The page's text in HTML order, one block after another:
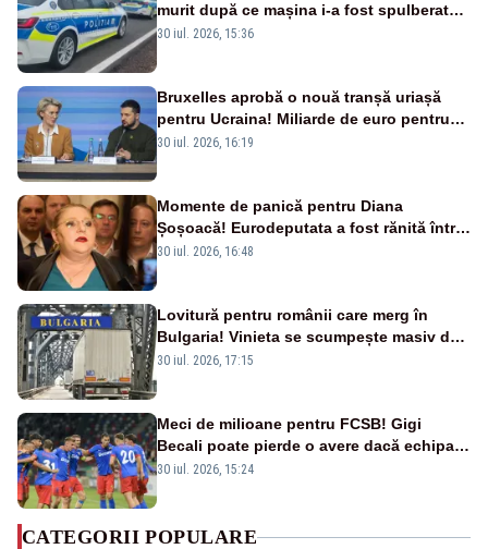
murit după ce mașina i-a fost spulberată
de tren
30 iul. 2026, 15:36
Bruxelles aprobă o nouă tranșă uriașă
pentru Ucraina! Miliarde de euro pentru
armament și apărare
30 iul. 2026, 16:19
Momente de panică pentru Diana
Șoșoacă! Eurodeputata a fost rănită într-
un accident rutier
30 iul. 2026, 16:48
Lovitură pentru românii care merg în
Bulgaria! Vinieta se scumpește masiv de
la 1 august
30 iul. 2026, 17:15
Meci de milioane pentru FCSB! Gigi
Becali poate pierde o avere dacă echipa
este eliminată de FK Auda
30 iul. 2026, 15:24
CATEGORII POPULARE